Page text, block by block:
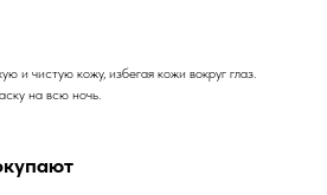
и чистую кожу, избегая кожи вокруг глаз.
на всю ночь.